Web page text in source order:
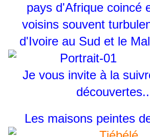
pays d'Afrique coincé
voisins souvent
d'Ivoire au Sud et le
Je vous invite à la
Les maisons peintes